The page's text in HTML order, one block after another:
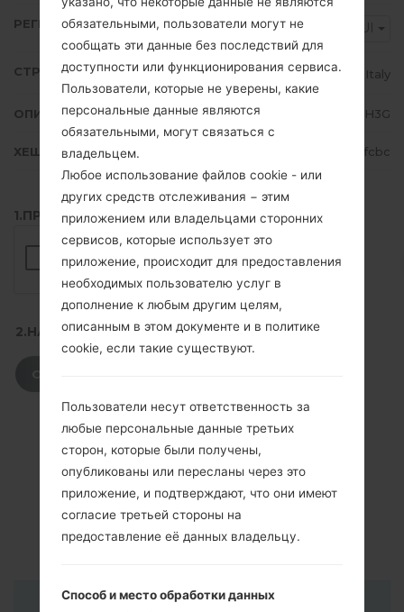
РЕГИОН HUI
СТРАНА Italy
ОПИСАНИЕ H3G
ХЕШ 5730233067d14a41c02fbaa4b48ffcbc
1.ПРОВЕРИТЬ НАЛИЧИЕ RECAPTCHA
2.НАЖМИТЕ, ЧТОБЫ СКАЧАТЬ
обязательными, пользователи могут не
сообщать эти данные без последствий для
доступности или функционирования сервиса.
Пользователи, которые не уверены, какие
персональные данные являются
обязательными, могут связаться с
владельцем.
Любое использование файлов cookie - или
других средств отслеживания − этим
приложением или владельцами сторонних
сервисов, которые использует это
приложение, происходит для предоставления
необходимых пользователю услуг в
дополнение к любым другим целям,
описанным в этом документе и в политике
cookie, если такие существуют.
Пользователи несут ответственность за
любые персональные данные третьих
сторон, которые были получены,
опубликованы или пересланы через это
приложение, и подтверждают, что они имеют
согласие третьей стороны на
предоставление её данных владельцу.
Способ и место обработки данных